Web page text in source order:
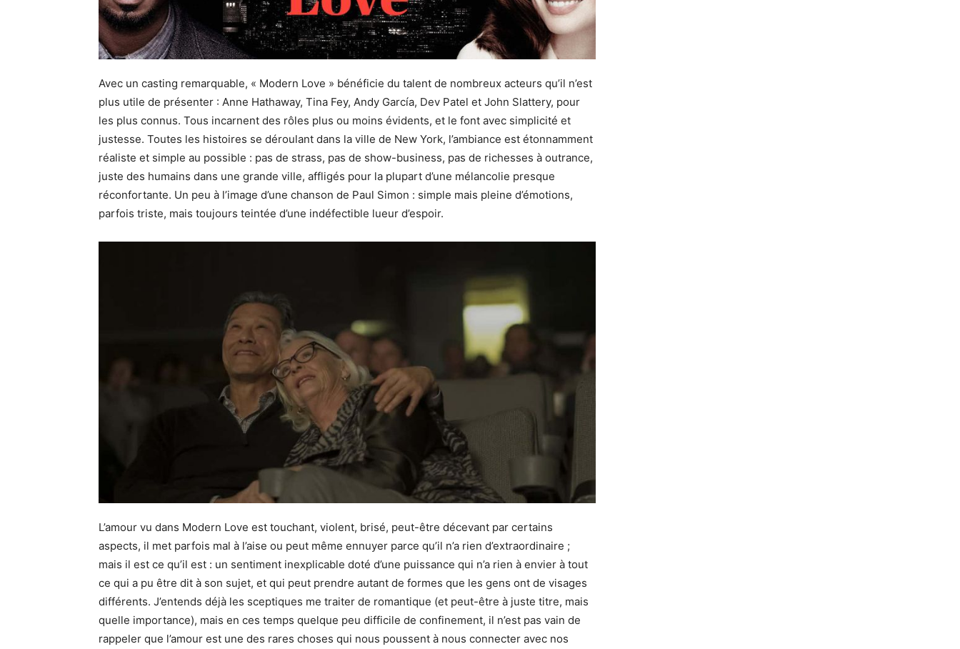
Avec un casting remarquable, « Modern Love » bénéficie du talent de nombreux acteurs qu’il n’est
plus utile de présenter : Anne Hathaway, Tina Fey, Andy García, Dev Patel et John Slattery, pour
les plus connus. Tous incarnent des rôles plus ou moins évidents, et le font avec simplicité et
justesse. Toutes les histoires se déroulant dans la ville de New York, l’ambiance est étonnamment
réaliste et simple au possible : pas de strass, pas de show-business, pas de richesses à outrance,
juste des humains dans une grande ville, affligés pour la plupart d’une mélancolie presque
réconfortante. Un peu à l’image d’une chanson de Paul Simon : simple mais pleine d’émotions,
parfois triste, mais toujours teintée d’une indéfectible lueur d’espoir.
L’amour vu dans Modern Love est touchant, violent, brisé, peut-être décevant par certains
aspects, il met parfois mal à l’aise ou peut même ennuyer parce qu’il n’a rien d’extraordinaire ;
mais il est ce qu’il est : un sentiment inexplicable doté d’une puissance qui n’a rien à envier à tout
ce qui a pu être dit à son sujet, et qui peut prendre autant de formes que les gens ont de visages
différents. J’entends déjà les sceptiques me traiter de romantique (et peut-être à juste titre, mais
quelle importance), mais en ces temps quelque peu difficile de confinement, il n’est pas vain de
rappeler que l’amour est une des rares choses qui nous poussent à nous connecter avec nos